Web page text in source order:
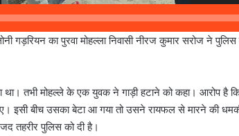
गड़रियन का पुरवा मोहल्ला निवासी नीरज कुमार सरोज ने
तभी मोहल्ले के एक युवक ने गाड़ी हटाने को कहा। आरोप है कि
बीच उसका बेटा आ गया तो उसने रायफल से मारने की धमकी
तहरीर पुलिस को दी है।